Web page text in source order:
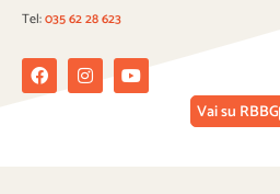
Tel:035 62 28 623
FacebookInstagramYoutube
Vai su RBBG